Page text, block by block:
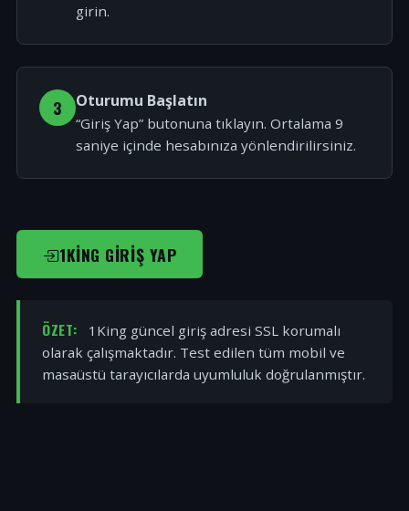
girin.
3 Oturumu Başlatın
“Giriş Yap” butonuna tıklayın. Ortalama 9
saniye içinde hesabınıza yönlendirilirsiniz.
1KING GIRIŞ YAP
ÖZET:
1King güncel giriş adresi SSL korumalı
olarak çalışmaktadır. Test edilen tüm mobil ve
masaüstü tarayıcılarda uyumluluk doğrulanmıştır.